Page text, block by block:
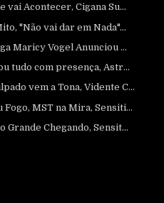
vai Acontecer, Cigana Su...
"Não vai dar em Nada"...
Maricy Vogel Anunciou ...
tudo com presença, Astr...
vem a Tona, Vidente C...
Fogo, MST na Mira, Sensiti...
Grande Chegando, Sensit...